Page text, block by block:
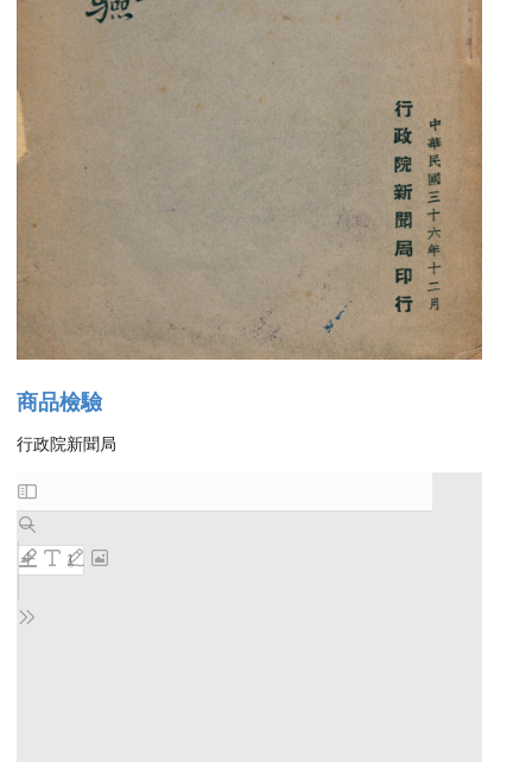
商品檢驗
行政院新聞局